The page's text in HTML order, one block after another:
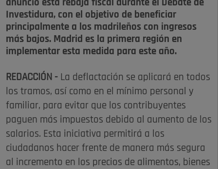
anunció esta rebaja fiscal durante el Debate de
Investidura, con el objetivo de beneficiar
principalmente a los madrileños con ingresos
más bajos. Madrid es la primera región en
implementar esta medida para este año.
REDACCIÓN - La deflactación se aplicará en todos
los tramos, así como en el mínimo personal y
familiar, para evitar que los contribuyentes
paguen más impuestos debido al aumento de los
salarios. Esta iniciativa permitirá a los
ciudadanos hacer frente de manera más segura
al incremento en los precios de alimentos, bienes